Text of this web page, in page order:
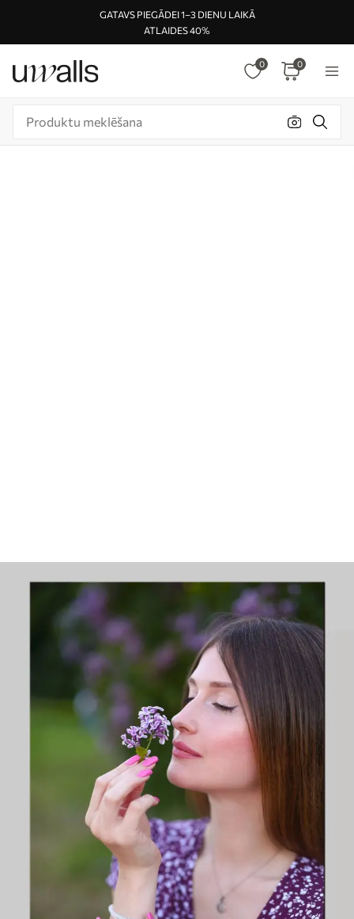
GATAVS PIEGĀDEI 1–3 DIENU LAIKĀ
ATLAIDES 40%
0 0